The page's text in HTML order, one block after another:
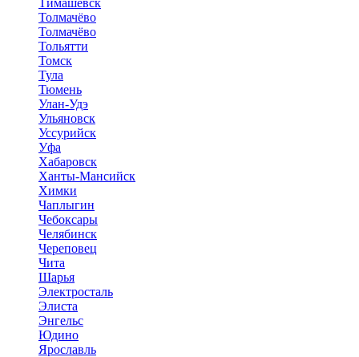
Тимашёвск
Толмачёво
Толмачёво
Тольятти
Томск
Тула
Тюмень
Улан-Удэ
Ульяновск
Уссурийск
Уфа
Хабаровск
Ханты-Мансийск
Химки
Чаплыгин
Чебоксары
Челябинск
Череповец
Чита
Шарья
Электросталь
Элиста
Энгельс
Юдино
Ярославль